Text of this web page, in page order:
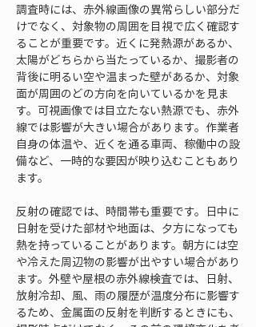
調査時には、赤外線画像の異常らしい部分だ
けでなく、対象物の周囲を目視で広く確認す
ることが重要です。近くに発熱源があるか、
太陽がどちらから当たっているか、撮影者の
背後に明るい空や温まった壁があるか、対象
面が周囲のどの方向を向いているかを見ま
す。可視画像では目立たない熱源でも、赤外
線では影響が大きい場合があります。作業者
自身の体温や、近くを通る車両、稼働中の設
備など、一時的な要因が映り込むこともあり
ます。
反射の確認では、時間帯も重要です。日中に
日射を受けた部材や地面は、夕方になっても
熱を持っていることがあります。朝方には空
や冷えた周辺物の影響が出やすい場合があり
ます。外壁や屋根の赤外線検査では、日射、
放射冷却、風、雨の履歴が温度分布に影響す
るため、金属面の反射を判断するときにも、